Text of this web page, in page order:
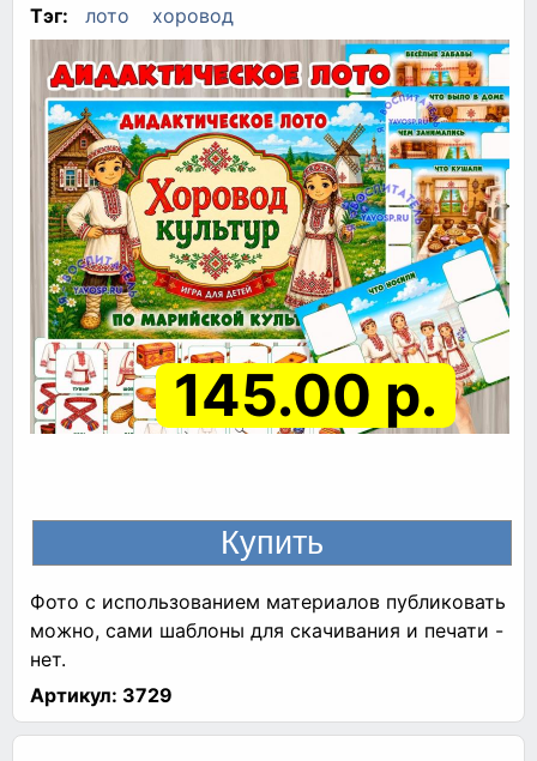
Тэг:
лото хоровод
145.00 р.
Фото с использованием материалов публиковать
можно, сами шаблоны для скачивания и печати -
нет.
Артикул: 3729